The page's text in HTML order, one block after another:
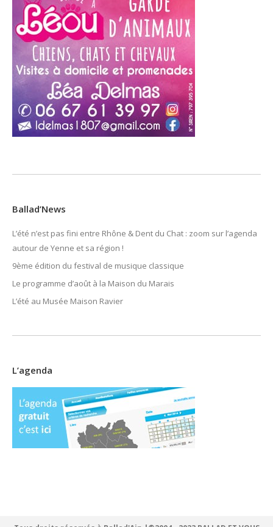
Ballad’News
L’été n’est pas fini entre Rhône & Dent du Chat : zoom sur l’agenda
autour de Yenne et sa région !
9ème édition du festival de musique classique
Le programme d’août à la Maison du Marais
L’été au Musée Maison Ravier
L’agenda